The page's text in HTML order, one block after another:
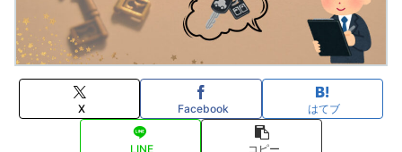
X Facebook はてブ
LINE コピー